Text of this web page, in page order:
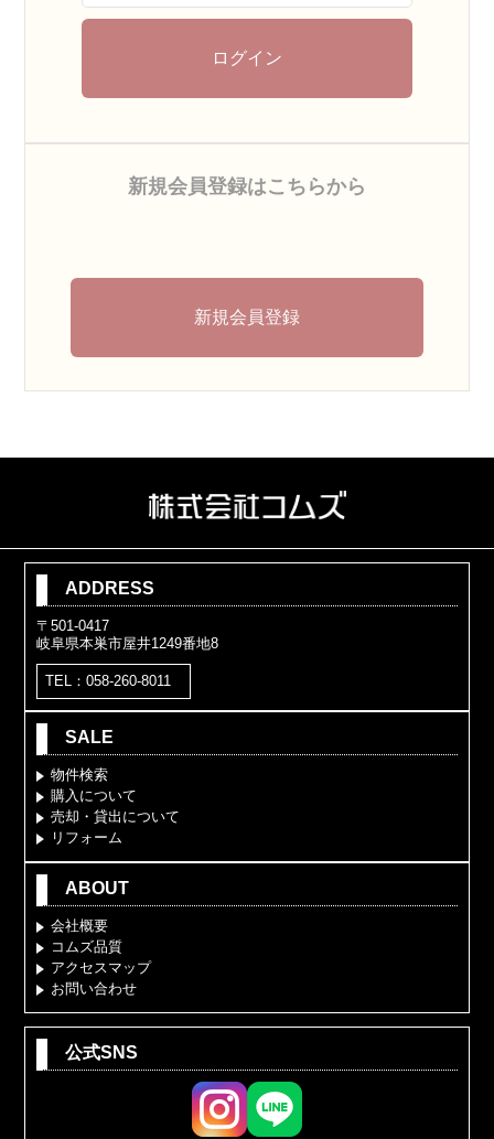
ログイン
新規会員登録はこちらから
新規会員登録
ADDRESS
〒501-0417
岐阜県本巣市屋井1249番地8
TEL：058-260-8011
SALE
物件検索
購入について
売却・貸出について
リフォーム
ABOUT
会社概要
コムズ品質
アクセスマップ
お問い合わせ
公式SNS